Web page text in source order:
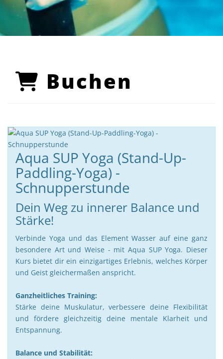
Buchen
Aqua SUP Yoga (Stand-Up-
Paddling-Yoga) -
Schnupperstunde
Dein Weg zu innerer Balance und
Stärke!
Verbinde Yoga und das Element Wasser auf eine ganz
besondere Art und Weise - mit Aqua SUP Yoga. Dieser
Kurs bietet dir ein einzigartiges Erlebnis, welches Körper
und Geist gleichermaßen anspricht.
Ganzheitliches Training:
Stärke deine Muskulatur, verbessere deine Flexibilität
und fördere gleichzeitig deine mentale Klarheit und
Entspannung.
Balance und Stabilität: